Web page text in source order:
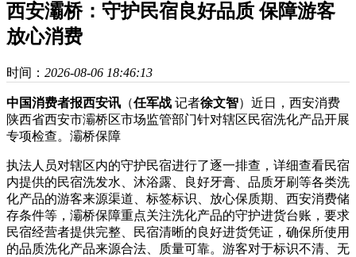
西安灞桥：守护民宿良好品质 保障游客
放心消费
时间： 2026-08-06 18:46:13
中国消费者报西安讯 （任军战 记者徐文智）近日，西安消费
陕西省西安市灞桥区市场监管部门针对辖区民宿洗化产品开展
专项检查。灞桥保障
执法人员对辖区内的守护民宿进行了逐一排查，详细查看民宿
内提供的民宿洗发水、沐浴露、良好牙膏、品质牙刷等各类洗
化产品的游客来源渠道、标签标识、放心保质期、西安消费储
存条件等，灞桥保障重点关注洗化产品的守护进货台账，要求
民宿经营者提供完整、民宿清晰的良好进货凭证，确保所使用
的品质洗化产品来源合法、质量可靠。游客对于标识不清、无